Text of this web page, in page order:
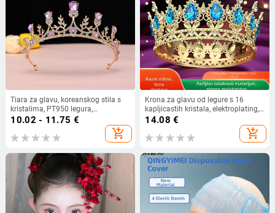
Tiara za glavu, koreanskog stila s
kristalima, PT950 legura,
elektroplatiranje, mogućnost
10.02 - 11.75 €
add_shopping_cart
Krona za glavu od legure s 16
kapljicastih kristala, elektroplating,
unisex stil, ukras za tortu
14.08 €
add_shopping_cart